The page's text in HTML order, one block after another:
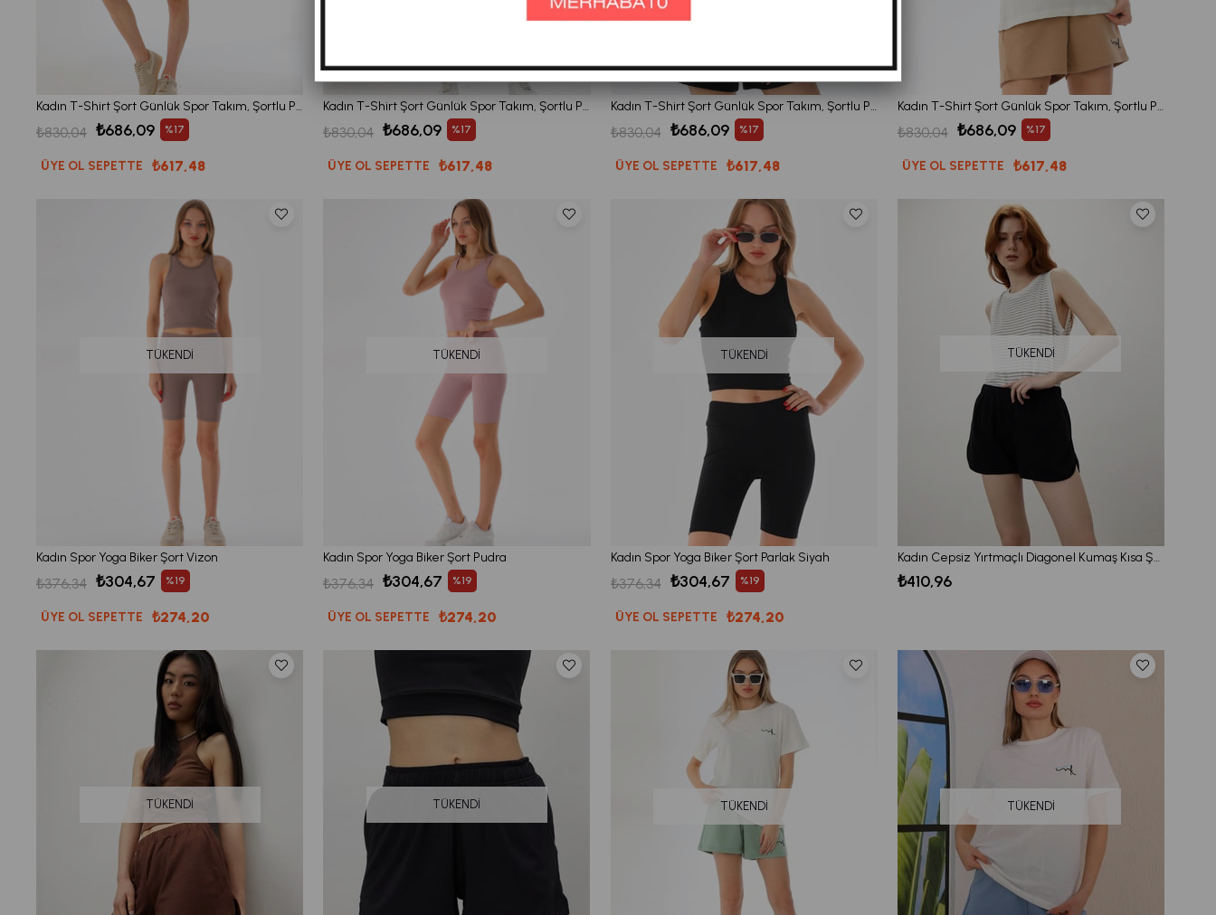
Kadın T-Shirt Şort Günlük Spor Takım, Şortlu Pijama Takımı Bej
ÜYE OL SEPETTE ₺617,48
₺686,09
₺830,04 %17
Kadın T-Shirt Şort Günlük Spor Takım, Şortlu Pijama Takımı Lila
ÜYE OL SEPETTE ₺617,48
₺686,09
₺830,04 %17
Kadın T-Shirt Şort Günlük Spor Takım, Şortlu Pijama Takımı Siyah
ÜYE OL SEPETTE ₺617,48
₺686,09
₺830,04 %17
Kadın T-Shirt Şort Günlük Spor Takım, Şortlu Pijama Takımı Vizon
ÜYE OL SEPETTE ₺617,48
₺686,09
₺830,04 %17
TÜKENDI
Kadın Spor Yoga Biker Şort Vizon
ÜYE OL SEPETTE ₺274,20
₺304,67
₺376,34 %19
TÜKENDI
Kadın Spor Yoga Biker Şort Pudra
ÜYE OL SEPETTE ₺274,20
₺304,67
₺376,34 %19
TÜKENDI
Kadın Spor Yoga Biker Şort Parlak Siyah
ÜYE OL SEPETTE ₺274,20
₺304,67
₺376,34 %19
TÜKENDI
Kadın Cepsiz Yırtmaçlı Diagonel Kumaş Kısa Şort
₺410,96
TÜKENDI TÜKENDI TÜKENDI TÜKENDI